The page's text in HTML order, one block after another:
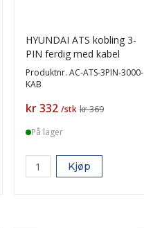
HYUNDAI ATS kobling 3-
PIN ferdig med kabel
Produktnr. AC-ATS-3PIN-3000-
KAB
Pris
kr 332 /stk kr 369
På lager
Kjøp